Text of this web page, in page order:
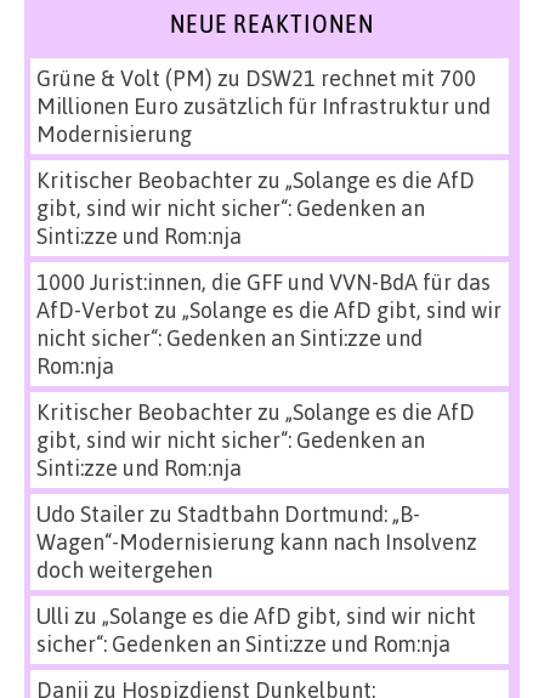
NEUE REAKTIONEN
Grüne & Volt (PM) zu DSW21 rechnet mit 700
Millionen Euro zusätzlich für Infrastruktur und
Modernisierung
Kritischer Beobachterzu „Solange es die AfD
gibt, sind wir nicht sicher“: Gedenken an
Sinti:zze und Rom:nja
1000 Jurist:innen, die GFF und VVN-BdA für das
AfD-Verbot zu „Solange es die AfD gibt, sind wir
nicht sicher“: Gedenken an Sinti:zze und
Rom:nja
Kritischer Beobachterzu „Solange es die AfD
gibt, sind wir nicht sicher“: Gedenken an
Sinti:zze und Rom:nja
Udo Stailerzu Stadtbahn Dortmund: „B-
Wagen“-Modernisierung kann nach Insolvenz
doch weitergehen
Ulli zu „Solange es die AfD gibt, sind wir nicht
sicher“: Gedenken an Sinti:zze und Rom:nja
Danii zu Hospizdienst Dunkelbunt: